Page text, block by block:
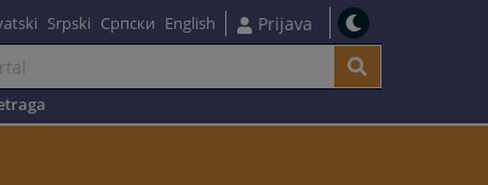
Srpski Српски English Prijava